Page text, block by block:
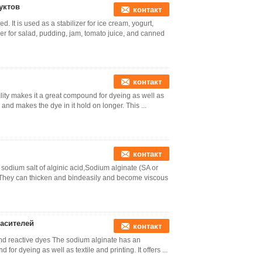
контакт
It is used as a stabilizer for ice cream, yogurt,
for salad, pudding, jam, tomato juice, and canned
контакт
makes it a great compound for dyeing as well as
makes the dye in it hold on longer. This ...
контакт
salt of alginic acid,Sodium alginate (SA or
can thicken and bindeasily and become viscous
контакт
reactive dyes The sodium alginate has an
for dyeing as well as textile and printing. It offers ...